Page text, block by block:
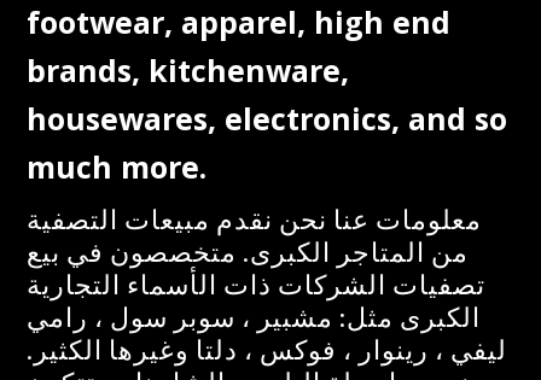
footwear, apparel, high end
brands, kitchenware,
housewares, electronics, and so
much more.
معلومات عنا نحن نقدم مبيعات التصفية
من المتاجر الكبرى. متخصصون في بيع
تصفيات الشركات ذات الأسماء التجارية
الكبرى مثل: مشبير ، سوبر سول ، رامي
ليفي ، رينوار ، فوكس ، دلتا وغيرها الكثير.